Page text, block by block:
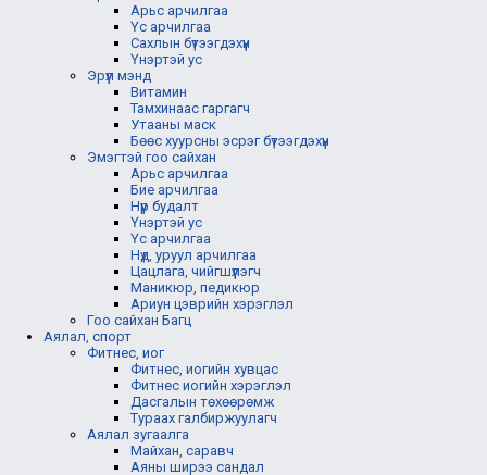
Арьс арчилгаа
Үс арчилгаа
Сахлын бүтээгдэхүүн
Үнэртэй ус
Эрүүл мэнд
Витамин
Тамхинаас гаргагч
Утааны маск
Бөөс хуурсны эсрэг бүтээгдэхүүн
Эмэгтэй гоо сайхан
Арьс арчилгаа
Бие арчилгаа
Нүүр будалт
Үнэртэй ус
Үс арчилгаа
Нүд, уруул арчилгаа
Цацлага, чийгшүүлэгч
Маникюр, педикюр
Ариун цэврийн хэрэглэл
Гоо сайхан Багц
Аялал, спорт
Фитнес, иог
Фитнес, иогийн хувцас
Фитнес иогийн хэрэглэл
Дасгалын төхөөрөмж
Тураах галбиржуулагч
Аялал зугаалга
Майхан, саравч
Аяны ширээ сандал